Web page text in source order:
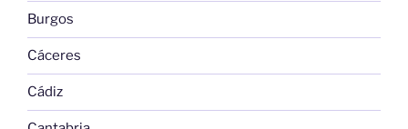
Burgos
Cáceres
Cádiz